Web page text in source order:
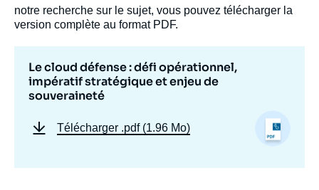
notre recherche sur le sujet, vous pouvez télécharger la
version complète au format PDF.
Le cloud défense : défi opérationnel,
impératif stratégique et enjeu de
souveraineté
Télécharger .pdf (1.96 Mo)